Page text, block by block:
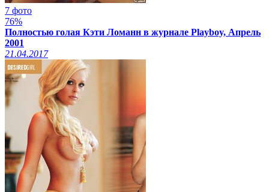
7 фото
76%
Полностью голая Кэти Ломанн в журнале Playboy, Апрель
2001
21.04.2017